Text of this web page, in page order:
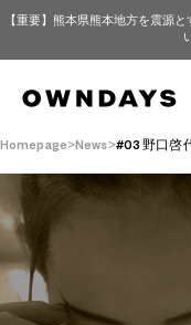
【重要】熊本県熊本地方を震源
Homepage News #03 野口啓